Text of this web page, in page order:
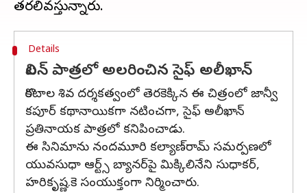
Details
విలన్ పాత్రలో అలరించిన సైఫ్ అలీఖాన్
కొరటాల శివ దర్శకత్వంలో తెరకెక్కిన ఈ చిత్రంలో జాన్వీ
కపూర్‌ కథానాయికగా నటించగా, సైఫ్‌ అలీఖాన్‌
ప్రతినాయక పాత్రలో కనిపించాడు.
ఈ సినిమాను నందమూరి కల్యాణ్‌రామ్‌ సమర్పణలో
యువసుధా ఆర్ట్స్‌ బ్యానర్‌పై మిక్కిలినేని సుధాకర్‌,
హరికృష్ణ.కె సంయుక్తంగా నిర్మించారు.